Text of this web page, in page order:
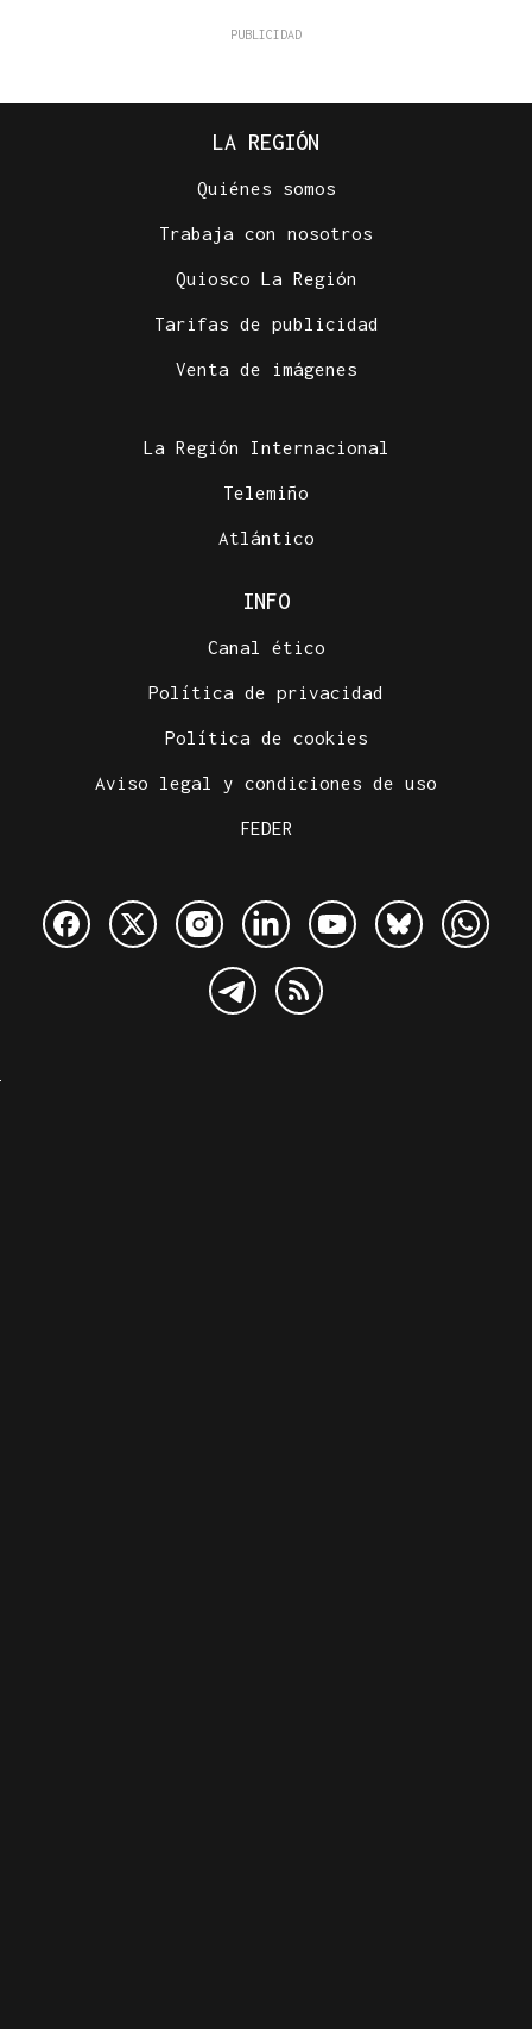
LA REGIÓN
Quiénes somos
Trabaja con nosotros
Quiosco La Región
Tarifas de publicidad
Venta de imágenes
La Región Internacional
Telemiño
Atlántico
INFO
Canal ético
Política de privacidad
Política de cookies
Aviso legal y condiciones de uso
FEDER